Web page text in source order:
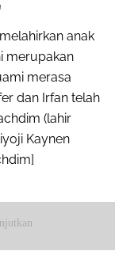
anak
merupakan
merasa
dan Irfan telah
(lahir
Kaynen